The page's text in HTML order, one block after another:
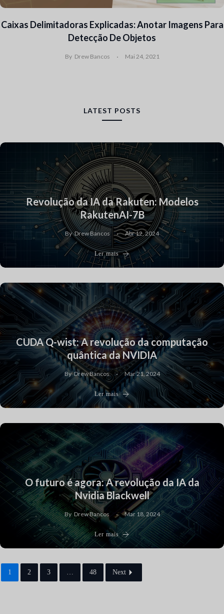
Caixas Delimitadoras Explicadas: Anotar Imagens Para
Detecção De Objetos
By Drew Bancos Mai 24, 2021
LATEST POSTS
Revolução da IA da Rakuten: Modelos
RakutenAI-7B
By Drew Bancos Abr 12, 2024
Ler mais
CUDA Q-wist: A revolução da computação
quântica da NVIDIA
By Drew Bancos Mar 21, 2024
Ler mais
O futuro é agora: A revolução da IA da
Nvidia Blackwell
By Drew Bancos Mar 18, 2024
Ler mais
1 2 3 … 48 Next